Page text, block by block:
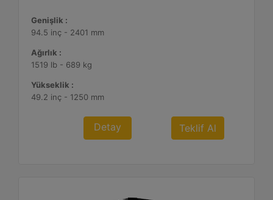
Genişlik :
94.5 inç - 2401 mm
Ağırlık :
1519 lb - 689 kg
Yükseklik :
49.2 inç - 1250 mm
Detay Teklif Al